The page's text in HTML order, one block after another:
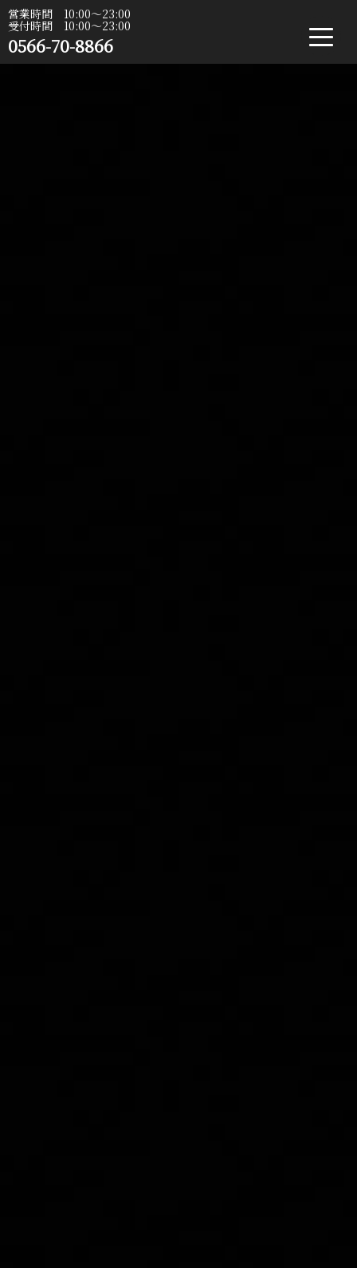
営業時間 10:00〜23:00
受付時間 10:00〜23:00
0566-70-8866